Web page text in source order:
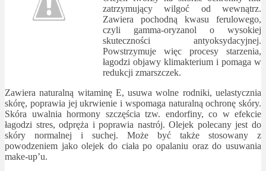
zatrzymujący wilgoć od wewnątrz.
Zawiera pochodną kwasu ferulowego,
czyli gamma-oryzanol o wysokiej
skuteczności antyoksydacyjnej.
Powstrzymuje więc procesy starzenia,
łagodzi objawy klimakterium i pomaga w
redukcji zmarszczek.
Zawiera naturalną witaminę E, usuwa wolne rodniki, uelastycznia
skórę, poprawia jej ukrwienie i wspomaga naturalną ochronę skóry.
Skóra uwalnia hormony szczęścia tzw. endorfiny, co w efekcie
łagodzi stres, odpręża i poprawia nastrój. Olejek polecany jest do
skóry normalnej i suchej. Może być także stosowany z
powodzeniem jako olejek do ciała po opalaniu oraz do usuwania
make-up’u.